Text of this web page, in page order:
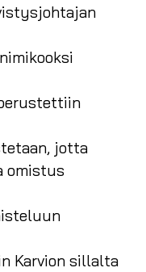
jotta
omistus
Karvion sillalta